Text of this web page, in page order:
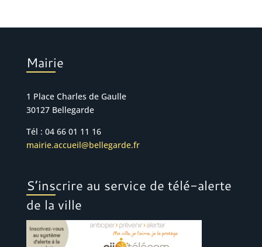
Mairie
1 Place Charles de Gaulle
30127 Bellegarde
Tél : 04 66 01 11 16
mairie.accueil@bellegarde.fr
S’inscrire au service de télé-alerte
de la ville